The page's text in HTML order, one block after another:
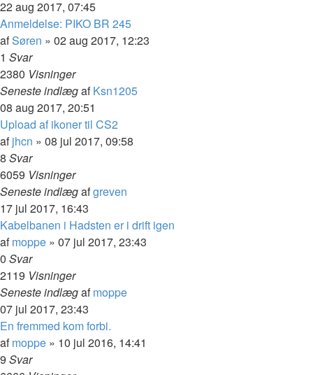
22 aug 2017, 07:45
Anmeldelse: PIKO BR 245
afSøren » 02 aug 2017, 12:23
1 Svar
2380 Visninger
Seneste indlægafKsn1205
08 aug 2017, 20:51
Upload af ikoner til CS2
afjhcn » 08 jul 2017, 09:58
8 Svar
6059 Visninger
Seneste indlægafgreven
17 jul 2017, 16:43
Kabelbanen i Hadsten er i drift igen
afmoppe » 07 jul 2017, 23:43
0 Svar
2119 Visninger
Seneste indlægafmoppe
07 jul 2017, 23:43
En fremmed kom forbi.
afmoppe » 10 jul 2016, 14:41
9 Svar